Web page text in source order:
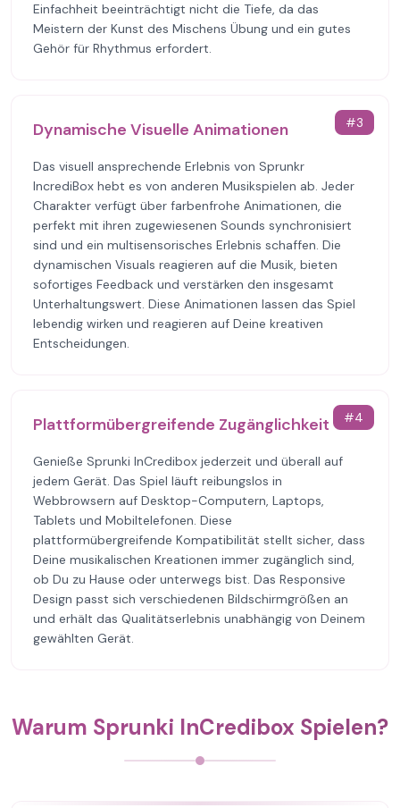
Einfachheit beeinträchtigt nicht die Tiefe, da das
Meistern der Kunst des Mischens Übung und ein gutes
Gehör für Rhythmus erfordert.
#3
Dynamische Visuelle Animationen
Das visuell ansprechende Erlebnis von Sprunkr
IncrediBox hebt es von anderen Musikspielen ab. Jeder
Charakter verfügt über farbenfrohe Animationen, die
perfekt mit ihren zugewiesenen Sounds synchronisiert
sind und ein multisensorisches Erlebnis schaffen. Die
dynamischen Visuals reagieren auf die Musik, bieten
sofortiges Feedback und verstärken den insgesamt
Unterhaltungswert. Diese Animationen lassen das Spiel
lebendig wirken und reagieren auf Deine kreativen
Entscheidungen.
#4
Plattformübergreifende Zugänglichkeit
Genieße Sprunki InCredibox jederzeit und überall auf
jedem Gerät. Das Spiel läuft reibungslos in
Webbrowsern auf Desktop-Computern, Laptops,
Tablets und Mobiltelefonen. Diese
plattformübergreifende Kompatibilität stellt sicher, dass
Deine musikalischen Kreationen immer zugänglich sind,
ob Du zu Hause oder unterwegs bist. Das Responsive
Design passt sich verschiedenen Bildschirmgrößen an
und erhält das Qualitätserlebnis unabhängig von Deinem
gewählten Gerät.
Warum Sprunki InCredibox Spielen?